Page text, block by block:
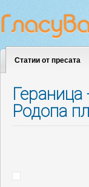
Статии от пресата
Гераница
Родопа